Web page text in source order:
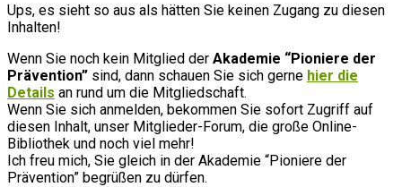
Ups, es sieht so aus als hätten Sie keinen Zugang zu diesen
Inhalten!
Wenn Sie noch kein Mitglied der Akademie “Pioniere der
Prävention” sind, dann schauen Sie sich gerne hier die
Details an rund um die Mitgliedschaft.
Wenn Sie sich anmelden, bekommen Sie sofort Zugriff auf
diesen Inhalt, unser Mitglieder-Forum, die große Online-
Bibliothek und noch viel mehr!
Ich freu mich, Sie gleich in der Akademie “Pioniere der
Prävention” begrüßen zu dürfen.